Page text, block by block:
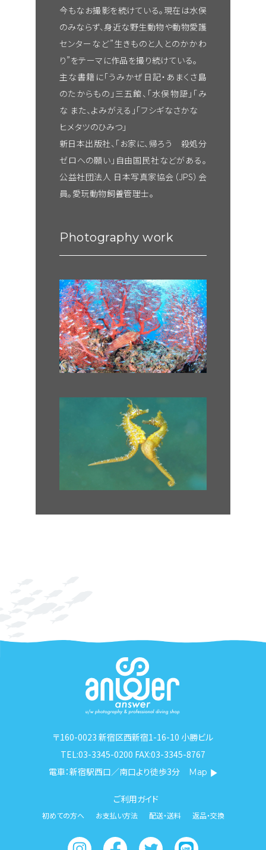
今もなお撮影を続けている。現在は水俣
のみならず、身近な野生動物や動物愛護
センターなど”生きものと人とのかかわ
り”をテーマに作品を撮り続けている。
主な書籍に「うみかぜ日記・あまくさ島
のたからもの」三五館、「水俣物語」「み
な また、よみがえる」「フシギなさかな
ヒメタツのひみつ」
新日本出版社、「お家に、帰ろう 殺処分
ゼロへの願い」自由国民社などがある。
公益社団法人 日本写真家協会（JPS）会
員。愛玩動物飼養管理士。
Photography work
〒160-0023 新宿区西新宿1-16-10 小勝ビル
TEL:03-3345-0200 FAX:03-3345-8767
電車：新宿駅西口／南口より徒歩3分
Map
ご利用ガイド
初めての方へ お支払い方法 配送・送料 返品・交換